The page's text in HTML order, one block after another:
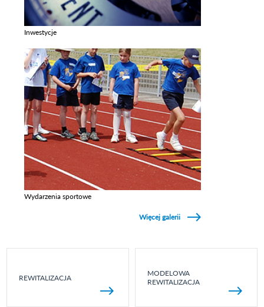
Inwestycje
Wydarzenia sportowe
Więcej galerii
REWITALIZACJA
MODELOWA
REWITALIZACJA